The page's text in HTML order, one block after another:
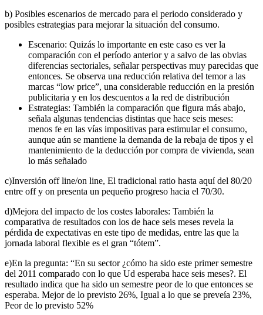
b) Posibles escenarios de mercado para el periodo considerado y
posibles estrategias para mejorar la situación del consumo.
Escenario: Quizás lo importante en este caso es ver la
comparación con el período anterior y a salvo de las obvias
diferencias sectoriales, señalar perspectivas muy parecidas que
entonces. Se observa una reducción relativa del temor a las
marcas “low price”, una considerable reducción en la presión
publicitaria y en los descuentos a la red de distribución
Estrategias: También la comparación que figura más abajo,
señala algunas tendencias distintas que hace seis meses:
menos fe en las vías impositivas para estimular el consumo,
aunque aún se mantiene la demanda de la rebaja de tipos y el
mantenimiento de la deducción por compra de vivienda, sean
lo más señalado
c)Inversión off line/on line, El tradicional ratio hasta aquí del 80/20
entre off y on presenta un pequeño progreso hacia el 70/30.
d)Mejora del impacto de los costes laborales: También la
comparativa de resultados con los de hace seis meses revela la
pérdida de expectativas en este tipo de medidas, entre las que la
jornada laboral flexible es el gran “tótem”.
e)En la pregunta: “En su sector ¿cómo ha sido este primer semestre
del 2011 comparado con lo que Ud esperaba hace seis meses?. El
resultado indica que ha sido un semestre peor de lo que entonces se
esperaba. Mejor de lo previsto 26%, Igual a lo que se preveía 23%,
Peor de lo previsto 52%